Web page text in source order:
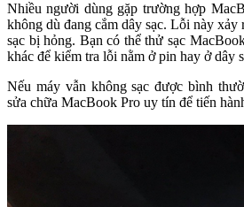
Nhiều người dùng gặp trường hợp
không dù đang cắm dây sạc. Lỗi này
sạc bị hỏng. Bạn có thể thử sạc
khác để kiểm tra lỗi nằm ở pin hay ở dây
Nếu máy vẫn không sạc được bình
sửa chữa MacBook Pro uy tín để tiến